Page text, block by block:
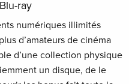
ray
numériques illimités
d’amateurs de cinéma
d’une collection physique
un disque, de le